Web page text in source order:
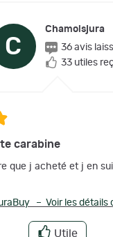
C
Chamoisjura
36 avis
33 utiles
carabine
que j acheté et j en
– Voir les détails
Utile